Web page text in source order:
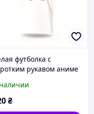
футболка с
рукавом аниме
₴